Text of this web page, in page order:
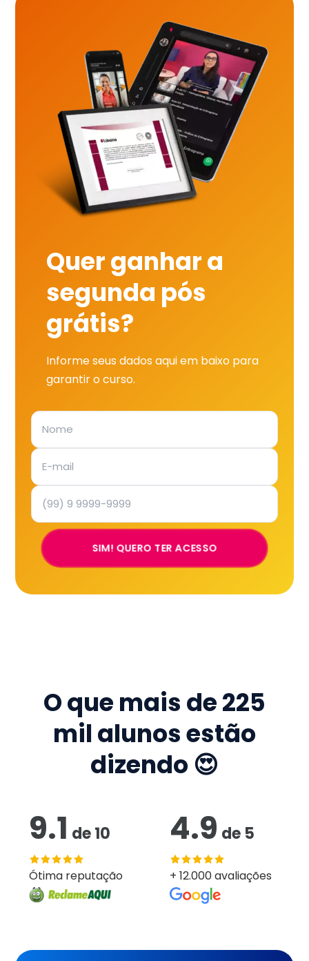
Quer ganhar a
segunda pós
grátis?
Informe seus dados aqui em baixo para
garantir o curso.
SIM! QUERO TER ACESSO
O que mais de225
mil alunos estão
dizendo 😍
9.1 de10
Ótima reputação
4.9 de 5
+ 12.000 avaliações